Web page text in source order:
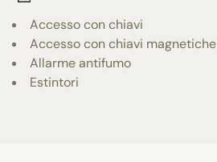
Accesso con chiavi
Accesso con chiavi magnetiche
Allarme antifumo
Estintori